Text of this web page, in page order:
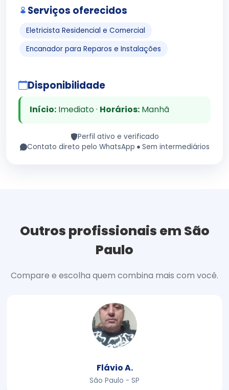
Serviços oferecidos
Eletricista Residencial e Comercial
Encanador para Reparos e Instalações
Disponibilidade
Início:Imediato · Horários:Manhã
Perfil ativo e verificado
Contato direto pelo WhatsApp
Sem intermediários
Outros profissionais em São
Paulo
Compare e escolha quem combina mais com você.
Flávio A.
São Paulo - SP